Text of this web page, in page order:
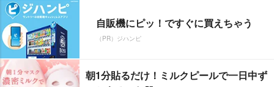
自販機にピッ！ですぐに買えちゃう
（PR）ジハンピ
朝1分貼るだけ！ミルクピールで一日中ず